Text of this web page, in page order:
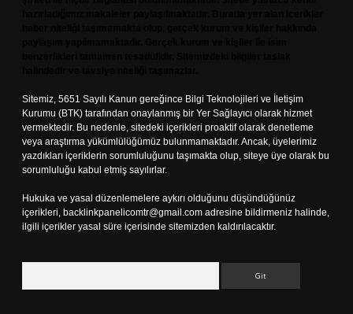
Sitemiz, 5651 Sayılı Kanun gereğince Bilgi Teknolojileri ve İletişim
Kurumu (BTK) tarafından onaylanmış bir Yer Sağlayıcı olarak hizmet
vermektedir. Bu nedenle, sitedeki içerikleri proaktif olarak denetleme
veya araştırma yükümlülüğümüz bulunmamaktadır. Ancak, üyelerimiz
yazdıkları içeriklerin sorumluluğunu taşımakta olup, siteye üye olarak bu
sorumluluğu kabul etmiş sayılırlar.
Hukuka ve yasal düzenlemelere aykırı olduğunu düşündüğünüz
içerikleri, backlinkpanelicomtr@gmail.com adresine bildirmeniz halinde,
ilgili içerikler yasal süre içerisinde sitemizden kaldırılacaktır.